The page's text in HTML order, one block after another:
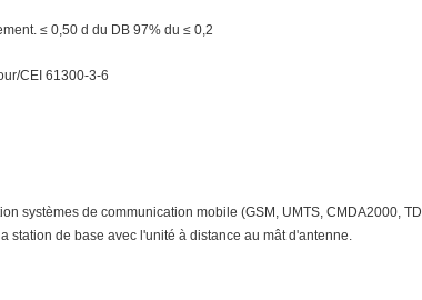
≤ 0,50 d du DB 97% du ≤ 0,2
CEI 61300-3-6
systèmes de communication mobile (GSM, UMTS, CMDA2000,
station de base avec l'unité à distance au mât d'antenne.